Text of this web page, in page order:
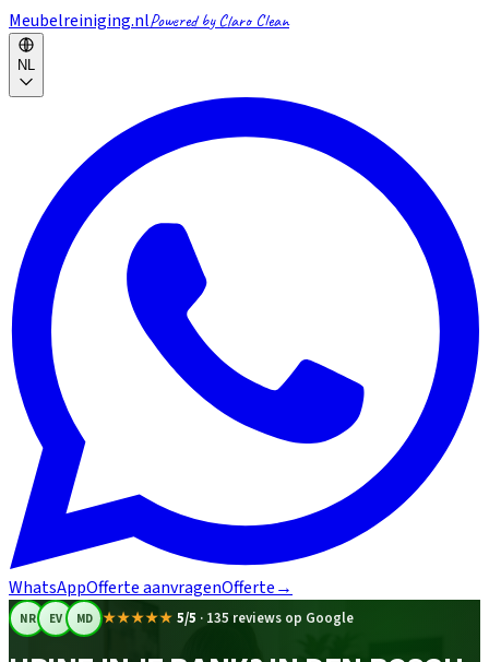
Meubelreiniging.nlPowered by Claro Clean
NL
WhatsAppOfferte aanvragenOfferte→
NR EV MD ★★★★★ 5/5 · 135 reviews op Google